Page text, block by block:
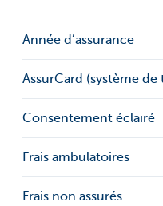
Année d’assurance
AssurCard (système
Consentement éclairé
Frais ambulatoires
Frais non assurés